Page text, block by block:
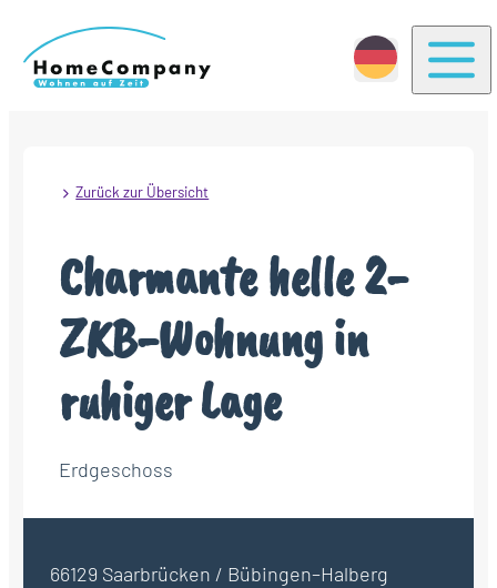
Zurück zur Übersicht
Charmante helle 2-
ZKB-Wohnung in
ruhiger Lage
Erdgeschoss
66129 Saarbrücken / Bübingen–Halberg